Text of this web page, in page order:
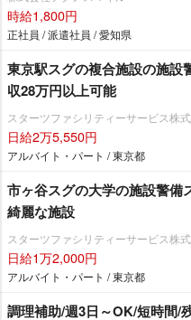
時給1,800円
正社員 / 派遣社員 / 愛知県
東京駅スグの複合施設の施設
収28万円以上可能
スターツファシリティーサービス株
日給2万5,550円
アルバイト・パート / 東京都
市ヶ谷スグの大学の施設警備
綺麗な施設
スターツファシリティーサービス株
日給1万2,000円
アルバイト・パート / 東京都
調理補助/週3日～OK/短時間/